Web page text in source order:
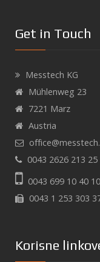
Get in Touch
Messtech KG
Mühlenweg 23
7221 Marz
Austria
0043 2626 213 25
0043 699 10 40
0043 1 253 303
Korisne